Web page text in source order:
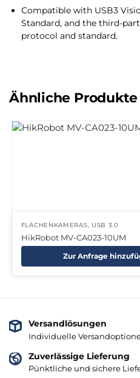
Compatible with USB3
Standard, and the third-
protocol and standard.
Ähnliche Produkte
FLÄCHENKAMERAS, USB 3.0
HikRobot MV-CA023-10UM
Zur Anfrage
Versandlösungen
Individuelle
Zuverlässige Lieferung
Pünktliche und sichere